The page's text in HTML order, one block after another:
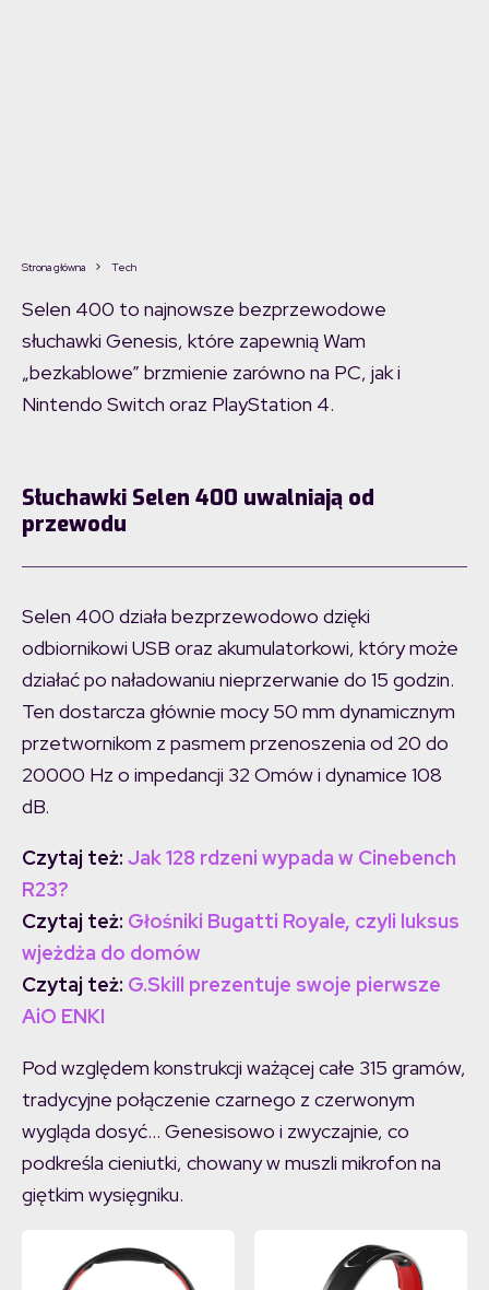
Strona główna Tech
Selen 400 to najnowsze bezprzewodowe
słuchawki Genesis, które zapewnią Wam
„bezkablowe” brzmienie zarówno na PC, jak i
Nintendo Switch oraz PlayStation 4.
Słuchawki Selen 400 uwalniają od
przewodu
Selen 400 działa bezprzewodowo dzięki
odbiornikowi USB oraz akumulatorkowi, który może
działać po naładowaniu nieprzerwanie do 15 godzin.
Ten dostarcza głównie mocy 50 mm dynamicznym
przetwornikom z pasmem przenoszenia od 20 do
20000 Hz o impedancji 32 Omów i dynamice 108
dB.
Czytaj też: Jak 128 rdzeni wypada w Cinebench
R23?
Czytaj też: Głośniki Bugatti Royale, czyli luksus
wjeżdża do domów
Czytaj też: G.Skill prezentuje swoje pierwsze
AiO ENKI
Pod względem konstrukcji ważącej całe 315 gramów,
tradycyjne połączenie czarnego z czerwonym
wygląda dosyć… Genesisowo i zwyczajnie, co
podkreśla cieniutki, chowany w muszli mikrofon na
giętkim wysięgniku.